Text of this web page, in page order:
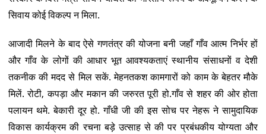
सिवाय कोई विकल्प न मिला.
आजादी मिलने के बाद ऐसे गणतंत्र की योजना बनी जहाँ गाँव आत्म निर्भर हों
और गाँव के लोगों की आधार भूत आवश्यकताएं स्थानीय संसाधनों व देशी
तकनीक की मदद से मिल सकें. मेहनतकश कामगारों को काम के बेहतर मौके
मिलें. रोटी, कपड़ा और मकान की जरुरत पूरी हो.गाँव से शहर की ओर होता
पलायन थमे. बेकारी दूर हो. गाँधी जी की इस सोच पर नेहरू ने सामुदायिक
विकास कार्यक्रम की रचना बड़े उत्साह से की पर प्रबंधकीय योग्यता और